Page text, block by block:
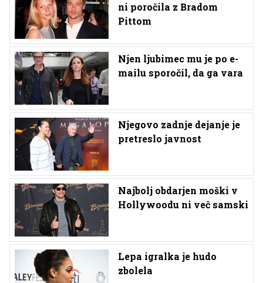
ni poročila z Bradom
Pittom
Njen ljubimec mu je po e-
mailu sporočil, da ga vara
Njegovo zadnje dejanje je
pretreslo javnost
Najbolj obdarjen moški v
Hollywoodu ni več samski
Lepa igralka je hudo
zbolela